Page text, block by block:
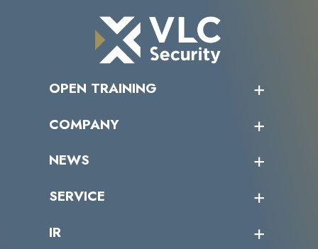
OPEN TRAINING
受講者の声
COMPANY
トップメッセージ
ミッション／ビジョン
パートナー企業一覧
NEWS
サイバーニュース
SERVICE
カテゴリー別サービス一覧
IR